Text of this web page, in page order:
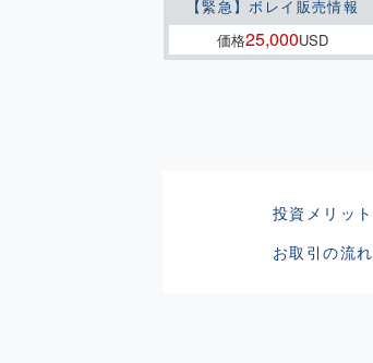
【緊急】ボレイ販売情報
価格25,000USD
投資メリット
お取引の流れ